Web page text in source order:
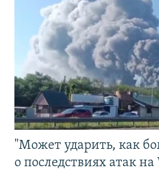
"Может ударить, как
о последствиях атак